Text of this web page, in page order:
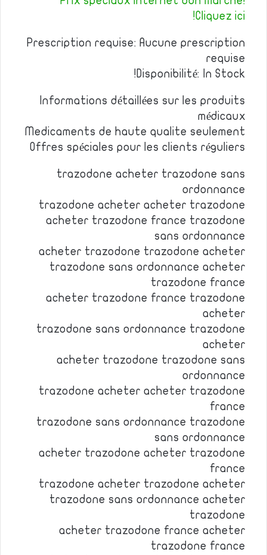
Cliquez ici!
Prescription requise: Aucune prescription
requise
Disponibilité: In Stock!
Informations détaillées sur les produits
médicaux
Medicaments de haute qualite seulement
Offres spéciales pour les clients réguliers
trazodone acheter trazodone sans
ordonnance
trazodone acheter acheter trazodone
acheter trazodone france trazodone
sans ordonnance
acheter trazodone trazodone acheter
trazodone sans ordonnance acheter
trazodone france
acheter trazodone france trazodone
acheter
trazodone sans ordonnance trazodone
acheter
acheter trazodone trazodone sans
ordonnance
trazodone acheter acheter trazodone
france
trazodone sans ordonnance trazodone
sans ordonnance
acheter trazodone acheter trazodone
france
trazodone acheter trazodone acheter
trazodone sans ordonnance acheter
trazodone
acheter trazodone france acheter
trazodone france